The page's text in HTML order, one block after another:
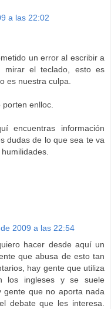
a las 22:02
un error al escribir a
mirar el teclado, esto es
es nuestra culpa.
enlloc.
encuentras información
dudas de lo que sea te va
2009 a las 22:54
hacer desde aquí un
que abusa de esto tan
hay gente que utiliza
los ingleses y se suele
gente que no aporta nada
debate que les interesa.